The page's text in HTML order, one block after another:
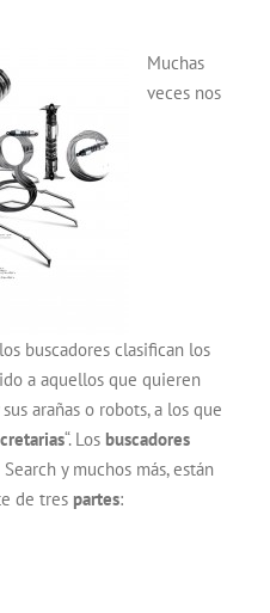
Muchas
veces nos
buscadores clasifican los
a aquellos que quieren
arañas o robots, a los que
“. Los buscadores
y muchos más, están
de tres partes: